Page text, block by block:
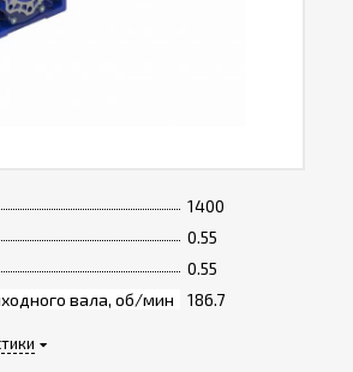
1400
0.55
0.55
вала, об/мин
186.7